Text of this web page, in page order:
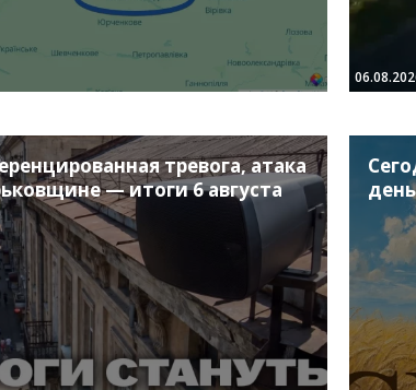
тревога, атака
— итоги 6 августа